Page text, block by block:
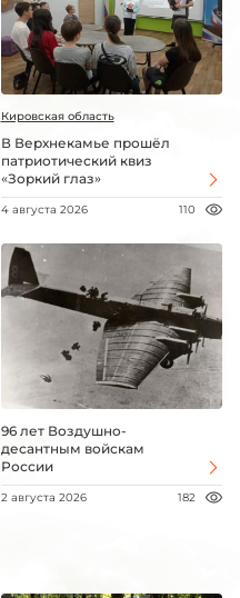
Кировская область
В Верхнекамье прошёл
патриотический квиз
«Зоркий глаз»
4 августа 2026 110
96 лет Воздушно-
десантным войскам
России
2 августа 2026 182